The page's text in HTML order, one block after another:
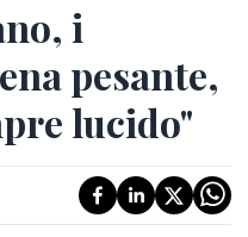
i
pesante,
lucido"